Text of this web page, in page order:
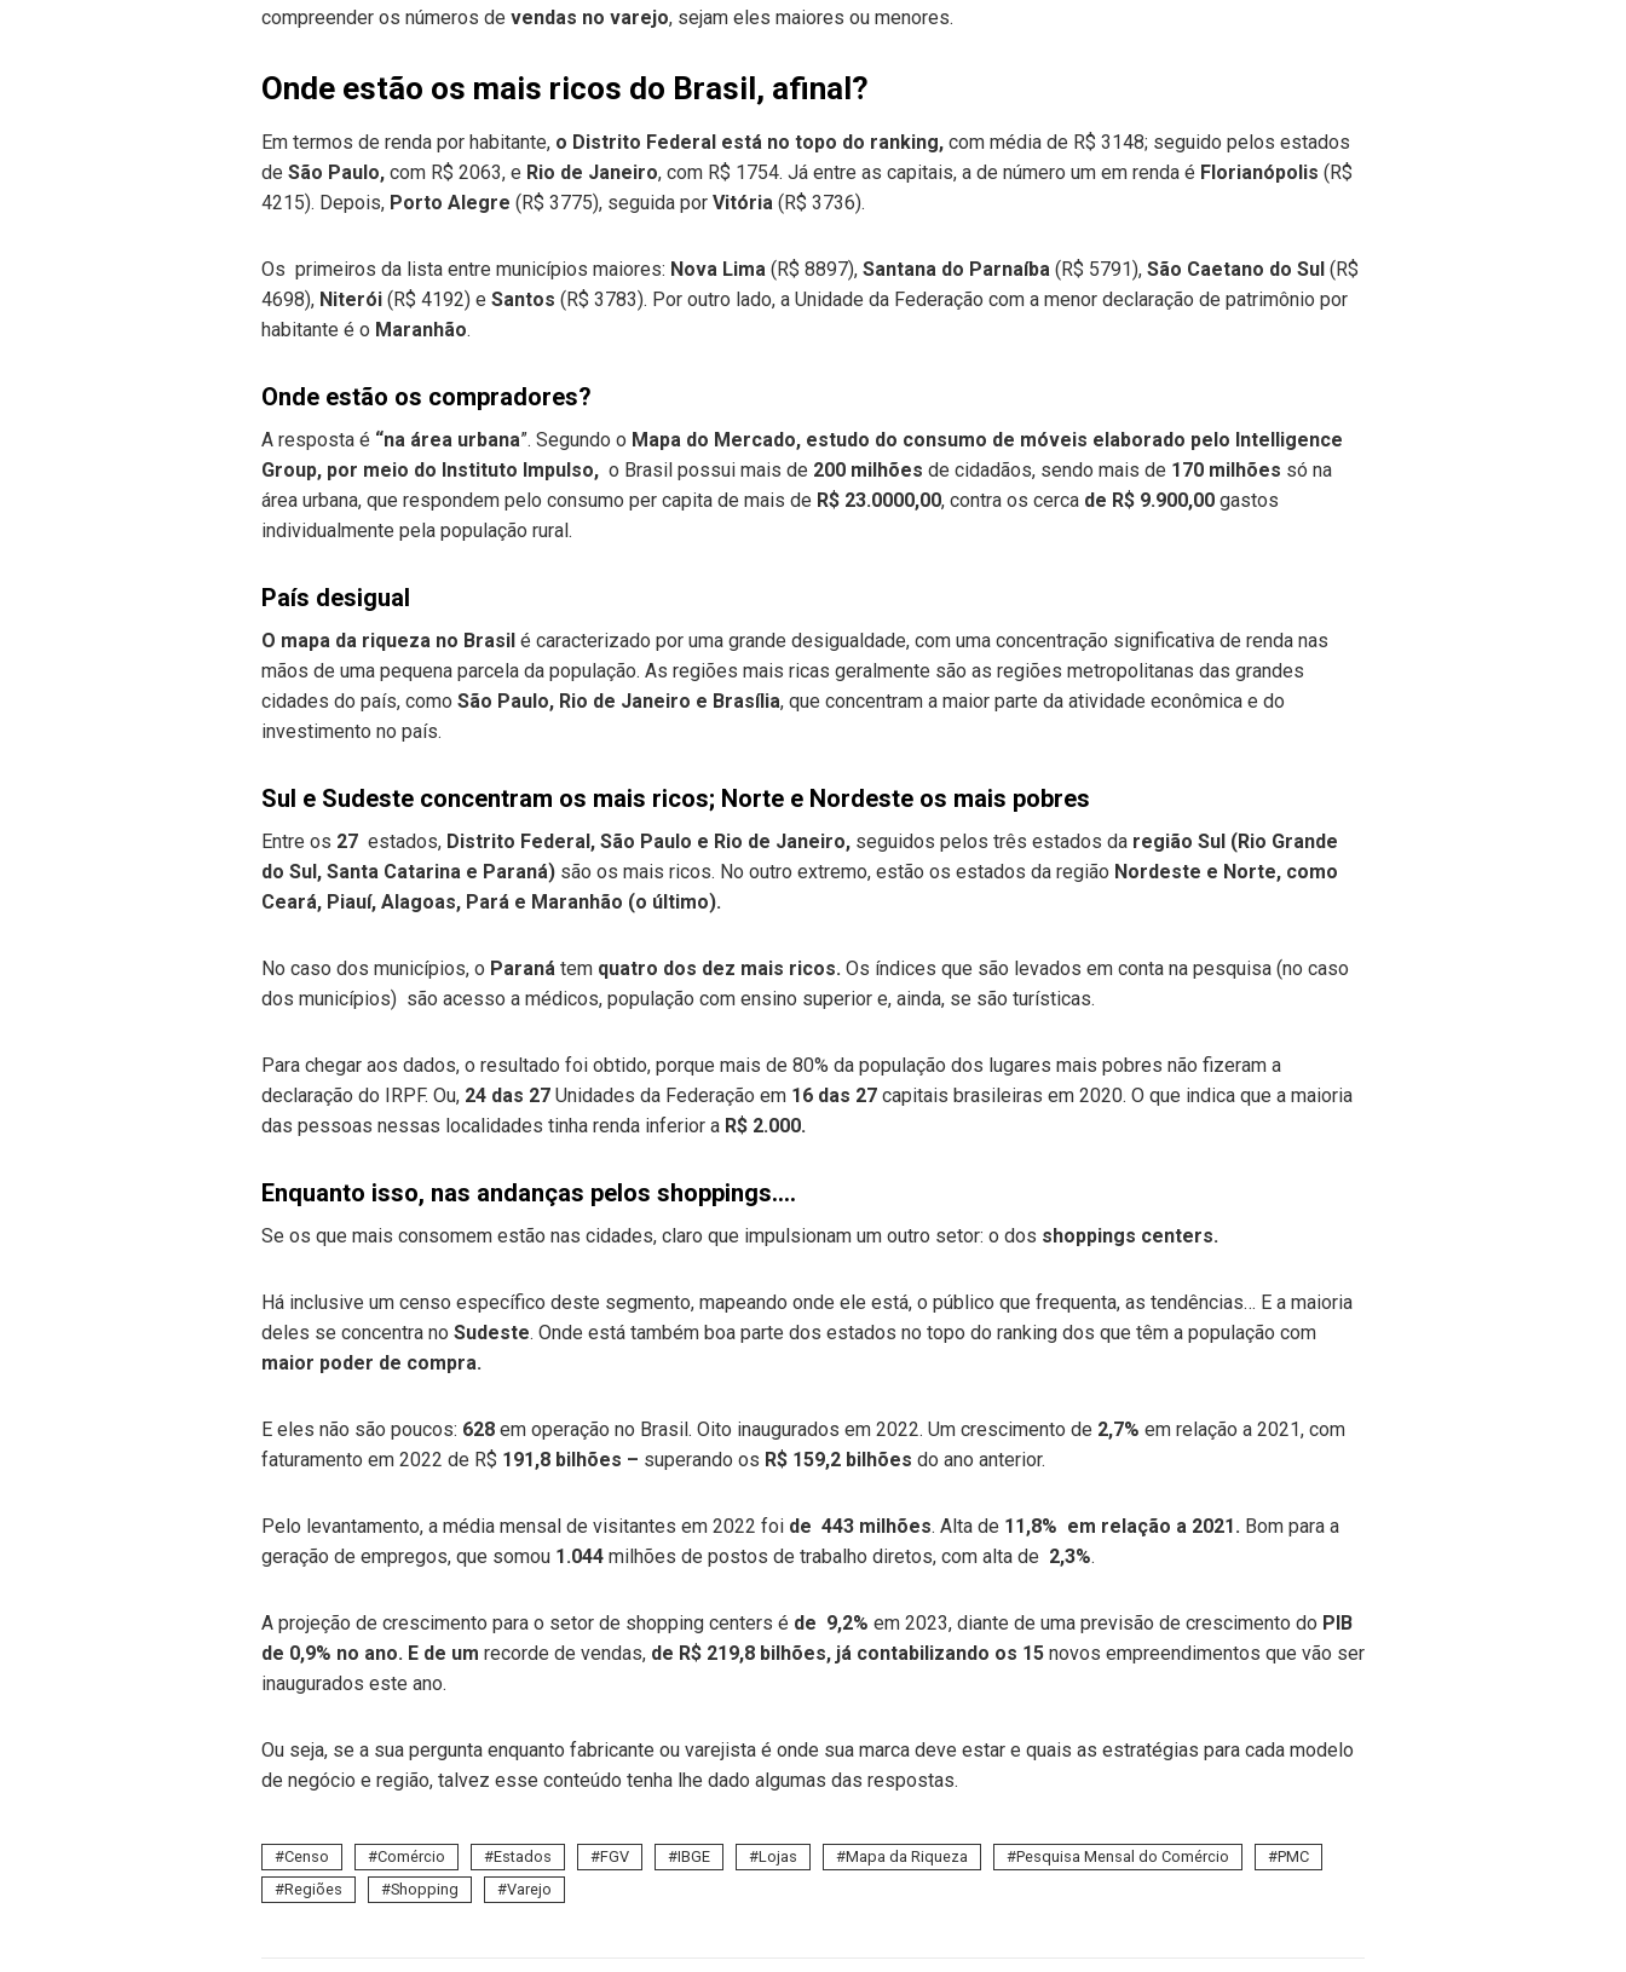
compreender os números de vendas no varejo, sejam eles maiores ou menores.
Onde estão os mais ricos do Brasil, afinal?
Em termos de renda por habitante, o Distrito Federal está no topo do ranking, com média de R$ 3148; seguido pelos estados
de São Paulo, com R$ 2063, e Rio de Janeiro, com R$ 1754. Já entre as capitais, a de número um em renda é Florianópolis (R$
4215). Depois, Porto Alegre (R$ 3775), seguida por Vitória (R$ 3736).
Os primeiros da lista entre municípios maiores: Nova Lima (R$ 8897), Santana do Parnaíba (R$ 5791), São Caetano do Sul (R$
4698), Niterói (R$ 4192) e Santos (R$ 3783). Por outro lado, a Unidade da Federação com a menor declaração de patrimônio por
habitante é o Maranhão.
Onde estão os compradores?
A resposta é “na área urbana”. Segundo o Mapa do Mercado, estudo do consumo de móveis elaborado pelo Intelligence
Group, por meio do Instituto Impulso, o Brasil possui mais de 200 milhões de cidadãos, sendo mais de 170 milhões só na
área urbana, que respondem pelo consumo per capita de mais de R$ 23.0000,00, contra os cerca de R$ 9.900,00 gastos
individualmente pela população rural.
País desigual
O mapa da riqueza no Brasil é caracterizado por uma grande desigualdade, com uma concentração significativa de renda nas
mãos de uma pequena parcela da população. As regiões mais ricas geralmente são as regiões metropolitanas das grandes
cidades do país, como São Paulo, Rio de Janeiro e Brasília, que concentram a maior parte da atividade econômica e do
investimento no país.
Sul e Sudeste concentram os mais ricos; Norte e Nordeste os mais pobres
Entre os 27 estados, Distrito Federal, São Paulo e Rio de Janeiro, seguidos pelos três estados da região Sul (Rio Grande
do Sul, Santa Catarina e Paraná) são os mais ricos. No outro extremo, estão os estados da região Nordeste e Norte, como
Ceará, Piauí, Alagoas, Pará e Maranhão (o último).
No caso dos municípios, o Paraná tem quatro dos dez mais ricos. Os índices que são levados em conta na pesquisa (no caso
dos municípios) são acesso a médicos, população com ensino superior e, ainda, se são turísticas.
Para chegar aos dados, o resultado foi obtido, porque mais de 80% da população dos lugares mais pobres não fizeram a
declaração do IRPF. Ou, 24 das 27 Unidades da Federação em 16 das 27 capitais brasileiras em 2020. O que indica que a maioria
das pessoas nessas localidades tinha renda inferior a R$ 2.000.
Enquanto isso, nas andanças pelos shoppings….
Se os que mais consomem estão nas cidades, claro que impulsionam um outro setor: o dos shoppings centers.
Há inclusive um censo específico deste segmento, mapeando onde ele está, o público que frequenta, as tendências… E a maioria
deles se concentra no Sudeste. Onde está também boa parte dos estados no topo do ranking dos que têm a população com
maior poder de compra.
E eles não são poucos: 628 em operação no Brasil. Oito inaugurados em 2022. Um crescimento de 2,7% em relação a 2021, com
faturamento em 2022 de R$ 191,8 bilhões – superando os R$ 159,2 bilhões do ano anterior.
Pelo levantamento, a média mensal de visitantes em 2022 foi de 443 milhões. Alta de 11,8% em relação a 2021. Bom para a
geração de empregos, que somou 1.044 milhões de postos de trabalho diretos, com alta de 2,3%.
A projeção de crescimento para o setor de shopping centers é de 9,2% em 2023, diante de uma previsão de crescimento do PIB
de 0,9% no ano. E de um recorde de vendas, de R$ 219,8 bilhões, já contabilizando os 15 novos empreendimentos que vão ser
inaugurados este ano.
Ou seja, se a sua pergunta enquanto fabricante ou varejista é onde sua marca deve estar e quais as estratégias para cada modelo
de negócio e região, talvez esse conteúdo tenha lhe dado algumas das respostas.
Censo Comércio Estados FGV IBGE Lojas Mapa da Riqueza Pesquisa Mensal do Comércio
PMC
Regiões
Shopping Varejo